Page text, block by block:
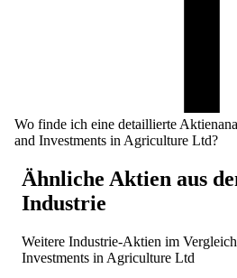
Wo finde ich eine detaillierte
and Investments in Agriculture Ltd?
Ähnliche Aktien aus
Industrie
Weitere Industrie-Aktien im
Investments in Agriculture Ltd